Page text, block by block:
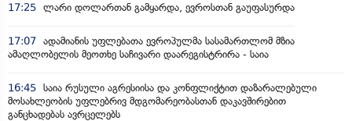
17:25 ლარი დოლართან გამყარდა, ევროსთან გაუფასურდა
17:07 ადამიანის უფლებათა ევროპულმა სასამართლომ მზია
ამაღლობელის მეოთხე საჩივარი დაარეგისტრირა - საია
16:45 საია რუსული აგრესიისა და კონფლიქტით დაზარალებული
მოსახლეობის უფლებრივ მდგომარეობასთან დაკავშირებით
განცხადებას ავრცელებს